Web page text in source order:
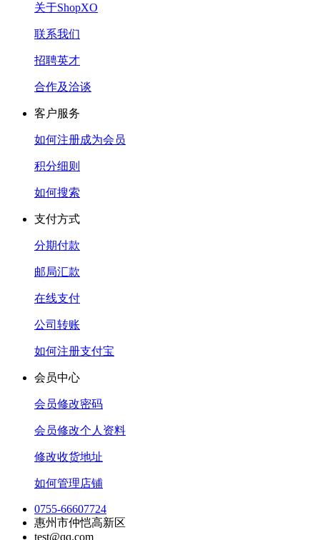
关于ShopXO
联系我们
招聘英才
合作及洽谈
客户服务
如何注册成为会员
积分细则
如何搜索
支付方式
分期付款
邮局汇款
在线支付
公司转账
如何注册支付宝
会员中心
会员修改密码
会员修改个人资料
修改收货地址
如何管理店铺
0755-66607724
惠州市仲恺高新区
test@qq.com